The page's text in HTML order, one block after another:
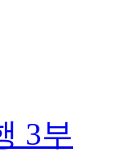
3부